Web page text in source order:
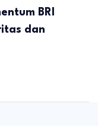
BRI
dan